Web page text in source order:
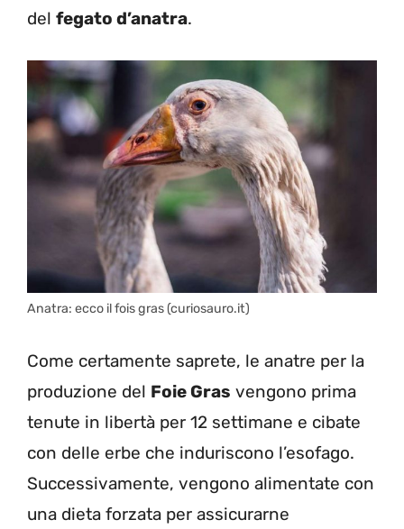
del fegato d’anatra.
Anatra: ecco il fois gras (curiosauro.it)
Come certamente saprete, le anatre per la
produzione del Foie Gras vengono prima
tenute in libertà per 12 settimane e cibate
con delle erbe che induriscono l’esofago.
Successivamente, vengono alimentate con
una dieta forzata per assicurarne